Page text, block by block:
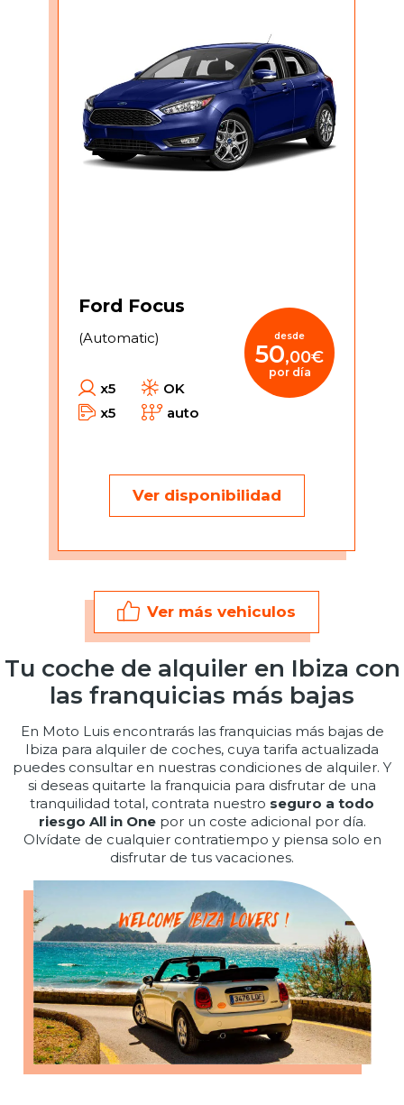
Ford Focus
(Automatic)
x5
OK
x5
auto
desde
50,00€
por día
Ver disponibilidad
Ver más vehiculos
Tu coche de alquiler en Ibiza con
las franquicias más bajas
En Moto Luis encontrarás las franquicias más bajas de
Ibiza para alquiler de coches, cuya tarifa actualizada
puedes consultar en nuestras condiciones de alquiler. Y
si deseas quitarte la franquicia para disfrutar de una
tranquilidad total, contrata nuestro seguro a todo
riesgo All in Onepor un coste adicional por día.
Olvídate de cualquier contratiempo y piensa solo en
disfrutar de tus vacaciones.